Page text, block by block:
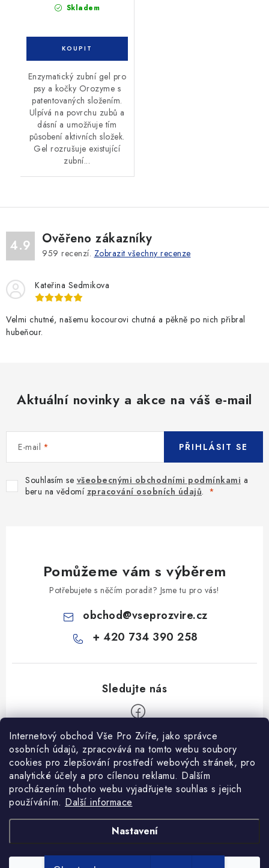
Internetový obchod Vše Pro Zvíře, jako správce
osobních údajů, zpracovává na tomto webu soubory
cookies pro zlepšování prostředí webových stránek, pro
analytické účely a pro cílenou reklamu. Dalším
procházením tohoto webu vyjadřujete souhlas s jejich
používáním. Další informace
Nastavení
Skladem
Enzymatický zubní gel pro
psy a kočky Orozyme s
patentovaných složením.
Ulpívá na povrchu zubů a
dásní a umožňuje tím
působení aktivních složek.
Gel rozrušuje existující
zubní...
4.9 Ověřeno zákazníky
959 recenzí. Zobrazit všechny recenze
Kateřina Sedmikova
Velmi chutné, našemu kocourovi chutná a pěkně po nich přibral
hubeňour.
Aktuální novinky a akce na váš e-mail
E-mail
Souhlasím se všeobecnými obchodními podmínkami a
beru na vědomí zpracování osobních údajů.
PŘIHLÁSIT SE
Pomůžeme vám s výběrem
Potřebujete s něčím poradit? Jsme tu pro vás!
obchod@vseprozvire.cz
+ 420 734 390 258
Informace pro Vás
Ceník dopravy
Kontakty
Obchodní podmínky
Podmínky ochrany osobních údajů
Heuréka recenze